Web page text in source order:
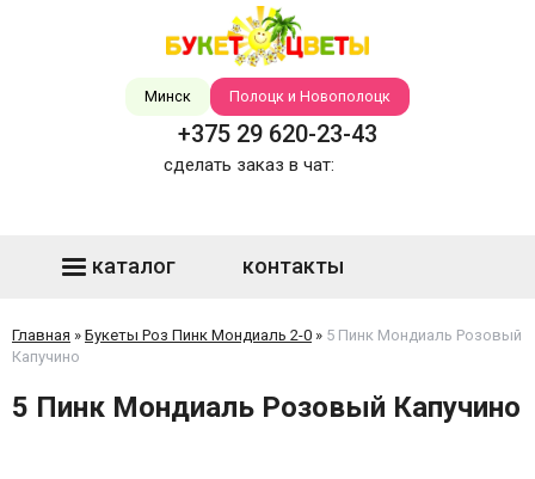
Минск Полоцк и Новополоцк
+375 29 620-23-43
сделать заказ в чат:
каталог контакты
Главная » Букеты Роз Пинк Мондиаль 2-0 » 5 Пинк Мондиаль Розовый
Капучино
5 Пинк Мондиаль Розовый Капучино